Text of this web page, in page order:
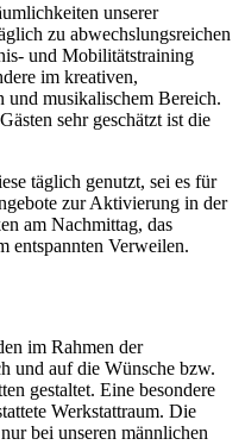
unserer
zu abwechslungsreichen
und Mobilitätstraining
im kreativen,
musikalischem Bereich.
sehr geschätzt ist die
täglich genutzt, sei es für
zur Aktivierung in der
am Nachmittag, das
entspannten Verweilen.
im Rahmen der
und auf die Wünsche bzw.
gestaltet. Eine besondere
Werkstattraum. Die
bei unseren männlichen